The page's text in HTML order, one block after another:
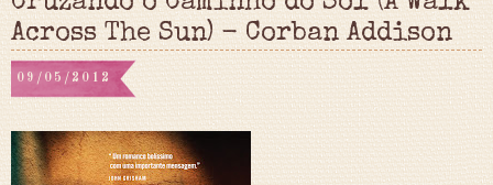
Across The Sun) - Corban Addison
09/05/2012